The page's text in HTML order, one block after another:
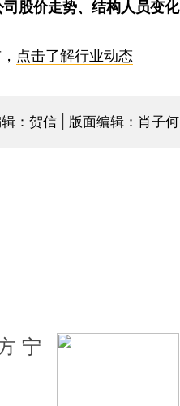
司股价走势、结构人员变化
点击了解行业动态
：贺信 | 版面编辑：肖子何
宁